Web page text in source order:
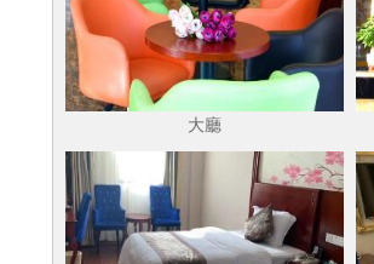
大廳